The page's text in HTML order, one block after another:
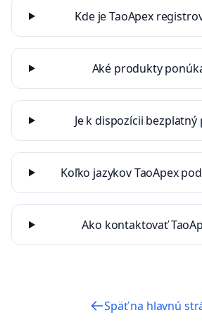
Kde je TaoApex
Aké produkty
Je k dispozícii bezplatný
Koľko jazykov TaoApex
Ako kontaktovať
Späť na hlavnú